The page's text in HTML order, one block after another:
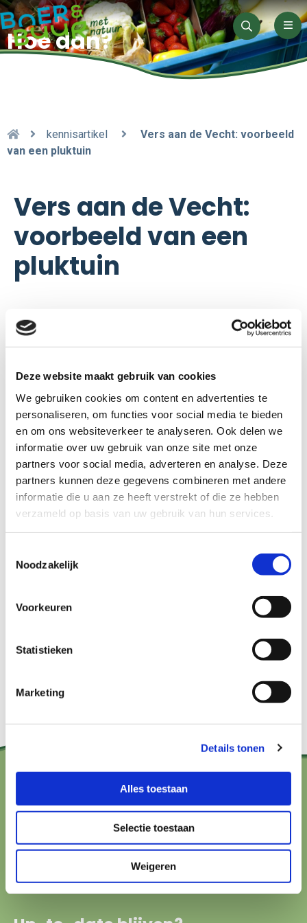
Deze website maakt gebruik van cookies
We gebruiken cookies om content en advertenties te
personaliseren, om functies voor social media te bieden
en om ons websiteverkeer te analyseren. Ook delen we
informatie over uw gebruik van onze site met onze
partners voor social media, adverteren en analyse. Deze
partners kunnen deze gegevens combineren met andere
informatie die u aan ze heeft verstrekt of die ze hebben
verzameld op basis van uw gebruik van hun services.
Noodzakelijk
Voorkeuren
Statistieken
Marketing
Details tonen
Alles toestaan
Selectie toestaan
Weigeren
Zoeken
Hoe dan?
kennisartikel
Vers aan de Vecht: voorbeeld
van een pluktuin
Vers aan de Vecht:
voorbeeld van een
pluktuin
Voorbeeld van een pluktuin in Noord-Holland
Contact?
hallo@boerenbuurmetnatuur.nl